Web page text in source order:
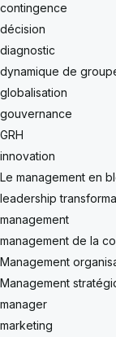
contingence
décision
diagnostic
dynamique de
globalisation
gouvernance
GRH
innovation
Le management en
leadership
management
management de la
Management
Management
manager
marketing